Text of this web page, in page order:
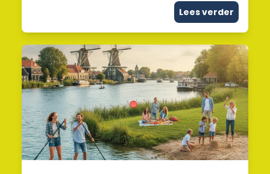
Lees verder